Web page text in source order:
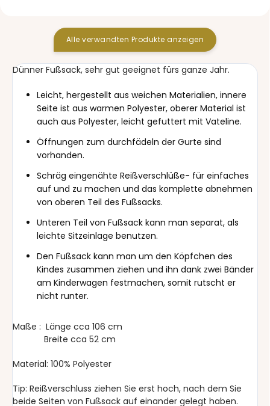
Alle verwandten Produkte anzeigen
Dünner Fußsack, sehr gut geeignet fürs ganze Jahr.
Leicht, hergestellt aus weichen Materialien, innere
Seite ist aus warmen Polyester, oberer Material ist
auch aus Polyester, leicht gefuttert mit Vateline.
Öffnungen zum durchfädeln der Gurte sind
vorhanden.
Schräg eingenähte Reißverschlüße- für einfaches
auf und zu machen und das komplette abnehmen
von oberen Teil des Fußsacks.
Unteren Teil von Fußsack kann man separat, als
leichte Sitzeinlage benutzen.
Den Fußsack kann man um den Köpfchen des
Kindes zusammen ziehen und ihn dank zwei Bänder
am Kinderwagen festmachen, somit rutscht er
nicht runter.
Maße : Länge cca 106 cm
Breite cca 52 cm
Material: 100% Polyester
Tip: Reißverschluss ziehen Sie erst hoch, nach dem Sie
beide Seiten von Fußsack auf einander gelegt haben.